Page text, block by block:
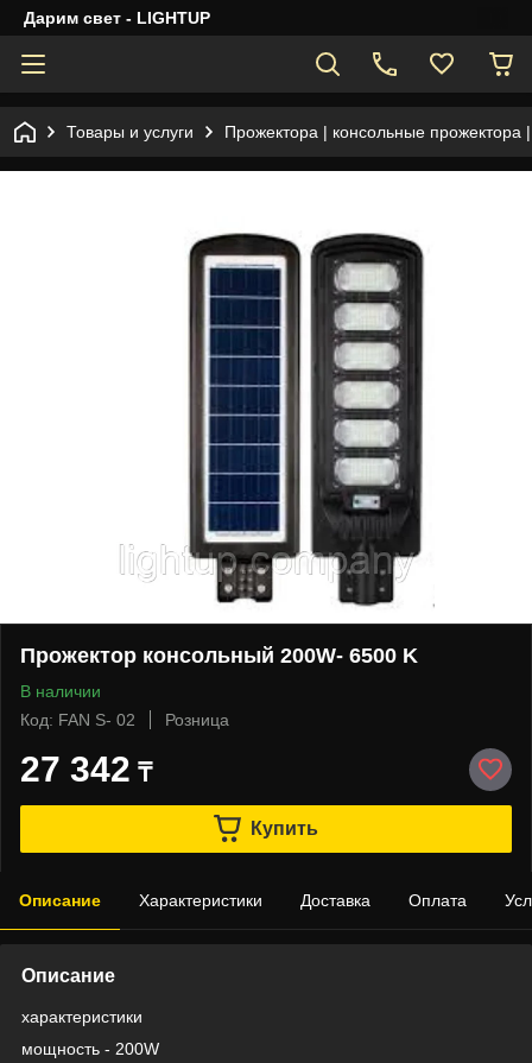
Дарим свет - LIGHTUP
Товары и услуги Прожектора | консольные прожектора
Прожектор консольный 200W- 6500 K
В наличии
Код: FAN S- 02
Розница
27 342 ₸
Купить
Описание Характеристики Доставка Оплата
Описание
характеристики
мощность - 200W